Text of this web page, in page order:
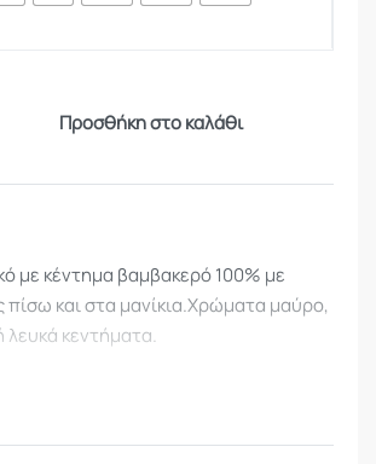
Προσθήκη στο καλάθι
με κέντημα βαμβακερό 100% με
πίσω και στα μανίκια.Χρώματα μαύρο,
κεντήματα.